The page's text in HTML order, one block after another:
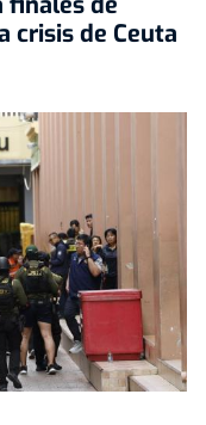
crisis de Ceuta